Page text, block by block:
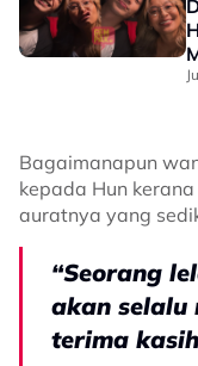
Bagaimanapun
kepada Hun
auratnya yang
“Seorang
akan selalu
terima